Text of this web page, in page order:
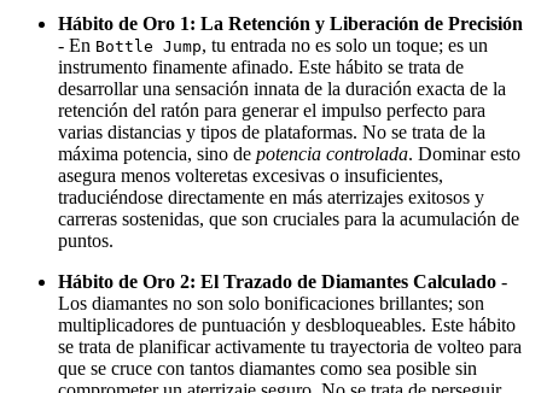
Hábito de Oro 1: La Retención y Liberación de Precisión
- En Bottle Jump, tu entrada no es solo un toque; es un
instrumento finamente afinado. Este hábito se trata de
desarrollar una sensación innata de la duración exacta de la
retención del ratón para generar el impulso perfecto para
varias distancias y tipos de plataformas. No se trata de la
máxima potencia, sino de potencia controlada. Dominar esto
asegura menos volteretas excesivas o insuficientes,
traduciéndose directamente en más aterrizajes exitosos y
carreras sostenidas, que son cruciales para la acumulación de
puntos.
Hábito de Oro 2: El Trazado de Diamantes Calculado -
Los diamantes no son solo bonificaciones brillantes; son
multiplicadores de puntuación y desbloqueables. Este hábito
se trata de planificar activamente tu trayectoria de volteo para
que se cruce con tantos diamantes como sea posible sin